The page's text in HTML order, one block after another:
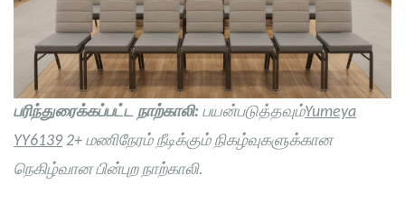
பரிந்துரைக்கப்பட்ட நாற்காலி: பயன்படுத்தவும்Yumeya
YY6139 2+ மணிநேரம் நீடிக்கும் நிகழ்வுகளுக்கான
நெகிழ்வான பின்புற நாற்காலி.